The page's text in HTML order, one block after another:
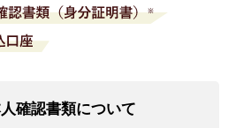
確認書類について